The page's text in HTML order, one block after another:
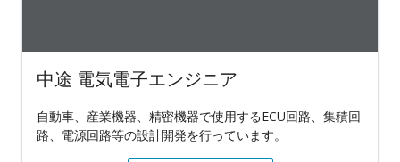
中途 電気電子エンジニア
自動車、産業機器、精密機器で使用するECU回路、集積回
路、電源回路等の設計開発を行っています。